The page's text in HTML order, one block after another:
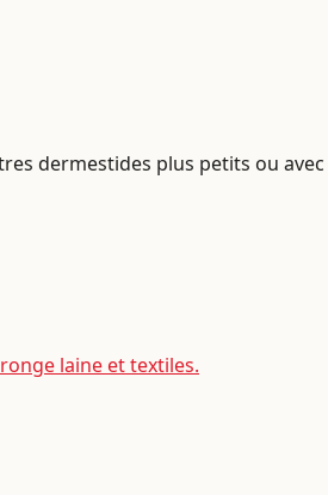
dermestides plus petits ou
laine et textiles.